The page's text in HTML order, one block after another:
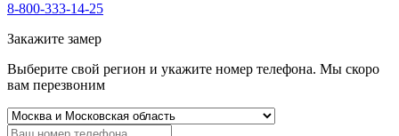
8-800-333-14-25
Закажите замер
Выберите свой регион и укажите номер телефона. Мы скоро
вам перезвоним